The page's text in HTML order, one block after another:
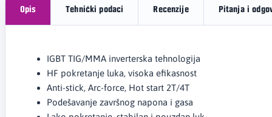
Opis Tehnički podaci Recenzije Pitanja i
IGBT TIG/MMA inverterska tehnologija
HF pokretanje luka, visoka efikasnost
Anti-stick, Arc-force, Hot start 2T/4T
Podešavanje završnog napona i gasa